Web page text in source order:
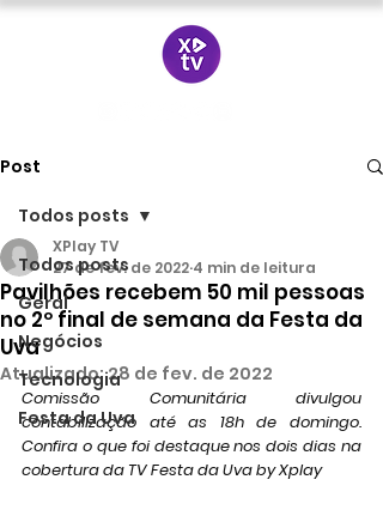
Post
Todos posts
Geral
Negócios
Tecnologia
Festa da Uva
Todos posts
Pavilhões recebem 50 mil pessoas
no 2º final de semana da Festa da
Uva
XPlay TV
27 de fev. de 2022 4 min de leitura
Atualizado:28 de fev. de 2022
Comissão Comunitária divulgou
contabilização até as 18h de domingo.
Confira o que foi destaque nos dois dias na
cobertura da TV Festa da Uva by Xplay